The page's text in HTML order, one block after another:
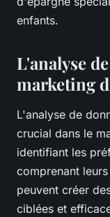
enfants.
L'analyse
marketing
L'analyse de
crucial dans le
identifiant les
comprenant
peuvent créer
ciblées et